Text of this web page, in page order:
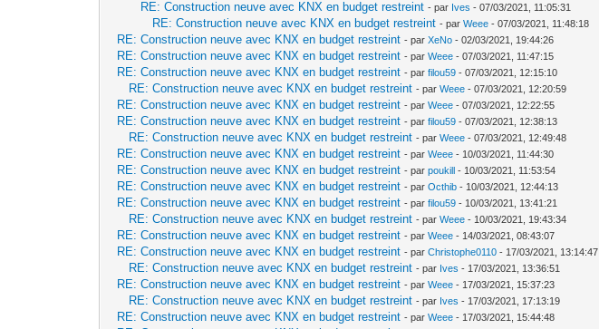
RE: Construction neuve avec KNX en budget restreint - par Ives - 07/03/2021, 11:05:31
RE: Construction neuve avec KNX en budget restreint - parWeee - 07/03/2021, 11:48:18
RE: Construction neuve avec KNX en budget restreint - parXeNo - 02/03/2021, 19:44:26
RE: Construction neuve avec KNX en budget restreint - parWeee - 07/03/2021, 11:47:15
RE: Construction neuve avec KNX en budget restreint - parfilou59 - 07/03/2021, 12:15:10
RE: Construction neuve avec KNX en budget restreint - parWeee - 07/03/2021, 12:20:59
RE: Construction neuve avec KNX en budget restreint - parWeee - 07/03/2021, 12:22:55
RE: Construction neuve avec KNX en budget restreint - parfilou59 - 07/03/2021, 12:38:13
RE: Construction neuve avec KNX en budget restreint - parWeee - 07/03/2021, 12:49:48
RE: Construction neuve avec KNX en budget restreint - parWeee - 10/03/2021, 11:44:30
RE: Construction neuve avec KNX en budget restreint - parpoukill - 10/03/2021, 11:53:54
RE: Construction neuve avec KNX en budget restreint - parOcthib - 10/03/2021, 12:44:13
RE: Construction neuve avec KNX en budget restreint - parfilou59 - 10/03/2021, 13:41:21
RE: Construction neuve avec KNX en budget restreint - parWeee - 10/03/2021, 19:43:34
RE: Construction neuve avec KNX en budget restreint - parWeee - 14/03/2021, 08:43:07
RE: Construction neuve avec KNX en budget restreint - parChristophe0110 - 17/03/2021, 13:14:47
RE: Construction neuve avec KNX en budget restreint - par Ives - 17/03/2021, 13:36:51
RE: Construction neuve avec KNX en budget restreint - parWeee - 17/03/2021, 15:37:23
RE: Construction neuve avec KNX en budget restreint - par Ives - 17/03/2021, 17:13:19
RE: Construction neuve avec KNX en budget restreint - parWeee - 17/03/2021, 15:44:48